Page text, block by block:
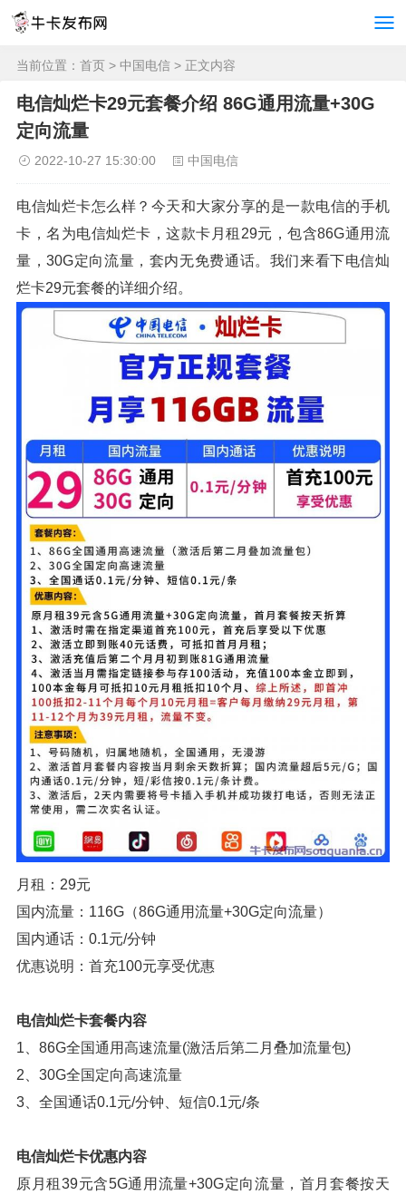
当前位置： 首页 > 中国电信 > 正文内容
电信灿烂卡29元套餐介绍 86G通用流量+30G
定向流量
2022-10-27 15:30:00 中国电信
电信灿烂卡怎么样？今天和大家分享的是一款电信的手机
卡，名为电信灿烂卡，这款卡月租29元，包含86G通用流
量，30G定向流量，套内无免费通话。我们来看下电信灿
烂卡29元套餐的详细介绍。
月租：29元
国内流量：116G（86G通用流量+30G定向流量）
国内通话：0.1元/分钟
优惠说明：首充100元享受优惠
电信灿烂卡套餐内容
1、86G全国通用高速流量(激活后第二月叠加流量包)
2、30G全国定向高速流量
3、全国通话0.1元/分钟、短信0.1元/条
电信灿烂卡优惠内容
原月租39元含5G通用流量+30G定向流量，首月套餐按天